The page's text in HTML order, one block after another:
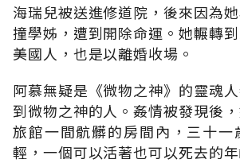
海瑞兒被送進修道院，後來因為
撞學姊，遭到開除命運。她輾轉
美國人，也是以離婚收場。
阿慕無疑是《微物之神》的靈魂
到微物之神的人。姦情被發現後
旅館一間骯髒的房間內，三十一
輕，一個可以活著也可以死去的年